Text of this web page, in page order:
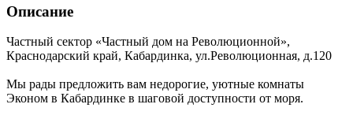
Описание
Частный сектор «Частный дом на Революционной»,
Краснодарский край, Кабардинка, ул.Революционная, д.120
Мы рады предложить вам недорогие, уютные комнаты
Эконом в Кабардинке в шаговой доступности от моря.